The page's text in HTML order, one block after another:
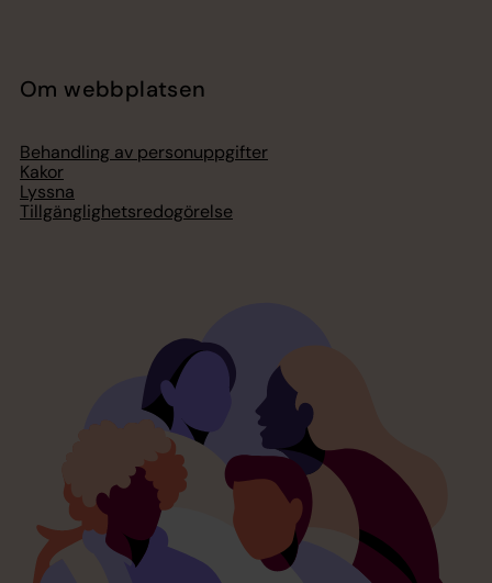
Om webbplatsen
Behandling av personuppgifter
Kakor
Lyssna
Tillgänglighetsredogörelse